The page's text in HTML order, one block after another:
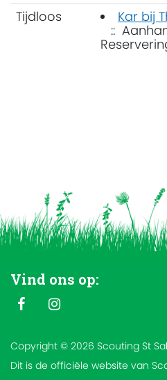
Tijdloos
Kar bij
::
Vind ons op:
Copyright © 2026 Scouting St
Dit is de officiële website van